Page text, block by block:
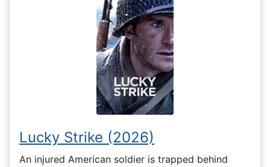
Lucky Strike (2026)
An injured American soldier is trapped behind